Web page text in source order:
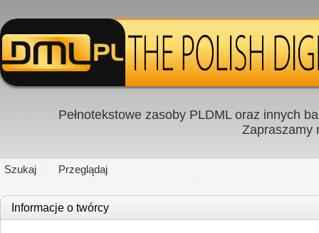
Pełnotekstowe zasoby PLDML oraz innych
Zapraszamy
Szukaj Przeglądaj
Informacje o twórcy